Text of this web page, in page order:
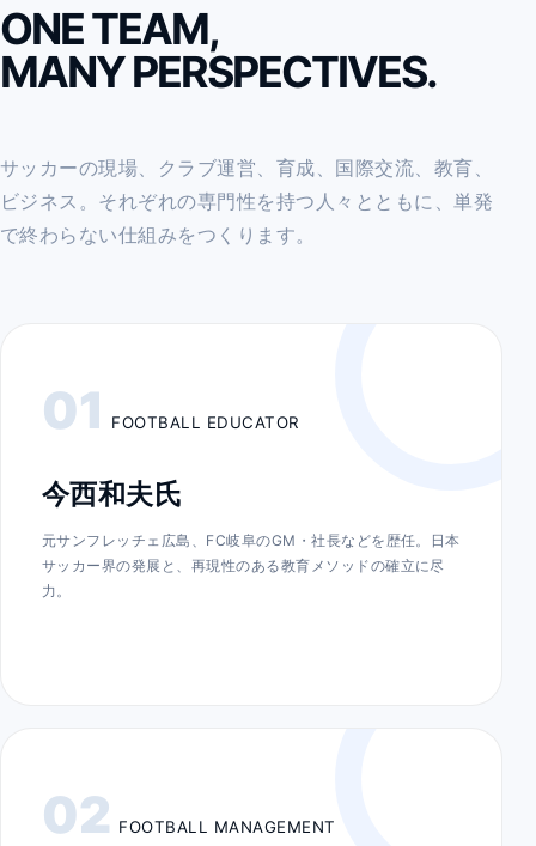
ONE TEAM,
MANY PERSPECTIVES.
サッカーの現場、クラブ運営、育成、国際交流、教育、
ビジネス。それぞれの専門性を持つ人々とともに、単発
で終わらない仕組みをつくります。
01 FOOTBALL EDUCATOR
今西和夫氏
元サンフレッチェ広島、FC岐阜のGM・社長などを歴任。日本
サッカー界の発展と、再現性のある教育メソッドの確立に尽
力。
02 FOOTBALL MANAGEMENT